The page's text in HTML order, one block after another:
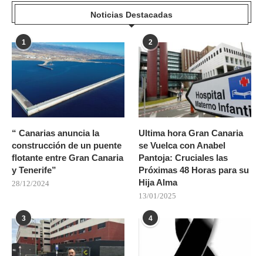
Noticias Destacadas
1
“ Canarias anuncia la
construcción de un puente
flotante entre Gran Canaria
y Tenerife”
28/12/2024
2
Ultima hora Gran Canaria
se Vuelca con Anabel
Pantoja: Cruciales las
Próximas 48 Horas para su
Hija Alma
13/01/2025
3 4